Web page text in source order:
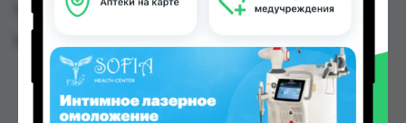
Таджикистана